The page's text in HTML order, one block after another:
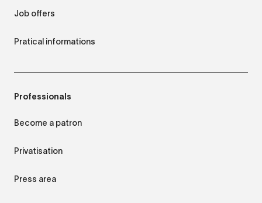
Job offers
Pratical informations
Professionals
Become a patron
Privatisation
Press area